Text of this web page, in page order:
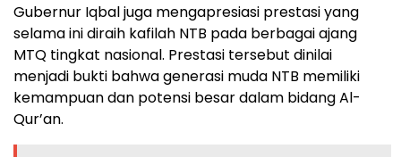
Gubernur Iqbal juga mengapresiasi prestasi yang
selama ini diraih kafilah NTB pada berbagai ajang
MTQ tingkat nasional. Prestasi tersebut dinilai
menjadi bukti bahwa generasi muda NTB memiliki
kemampuan dan potensi besar dalam bidang Al-
Qur’an.